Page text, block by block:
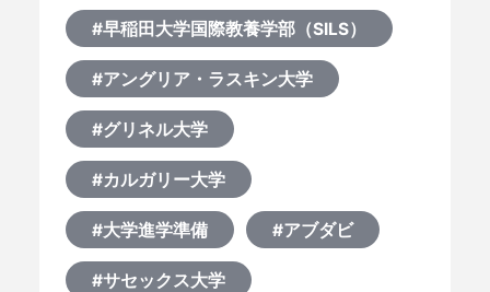
#早稲田大学国際教養学部（SILS）
#アングリア・ラスキン大学
#グリネル大学
#カルガリー大学
#大学進学準備 #アブダビ
#サセックス大学